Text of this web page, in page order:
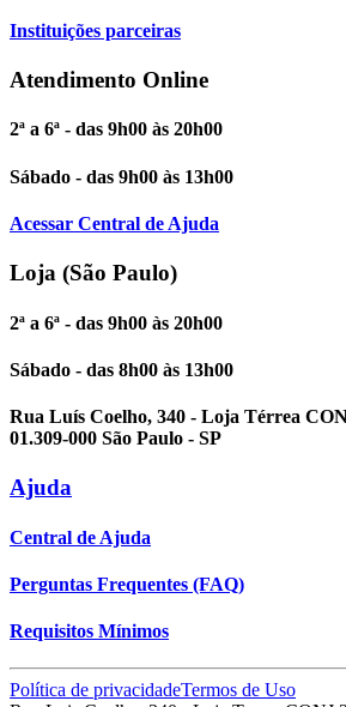
Instituições parceiras
Atendimento Online
2ª a 6ª - das 9h00 às 20h00
Sábado - das 9h00 às 13h00
Acessar Central de Ajuda
Loja (São Paulo)
2ª a 6ª - das 9h00 às 20h00
Sábado - das 8h00 às 13h00
Rua Luís Coelho, 340 - Loja Térrea
01.309-000 São Paulo - SP
Ajuda
Central de Ajuda
Perguntas Frequentes (FAQ)
Requisitos Mínimos
Política de privacidadeTermos de Uso